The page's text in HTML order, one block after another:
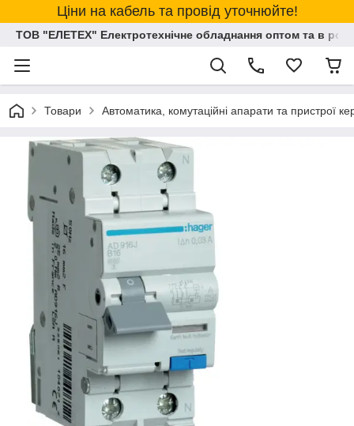
Ціни на кабель та провід уточнюйте!
ТОВ "ЕЛЕТЕХ" Електротехнічне обладнання оптом та в
Товари Автоматика, комутаційні апарати та пристрої